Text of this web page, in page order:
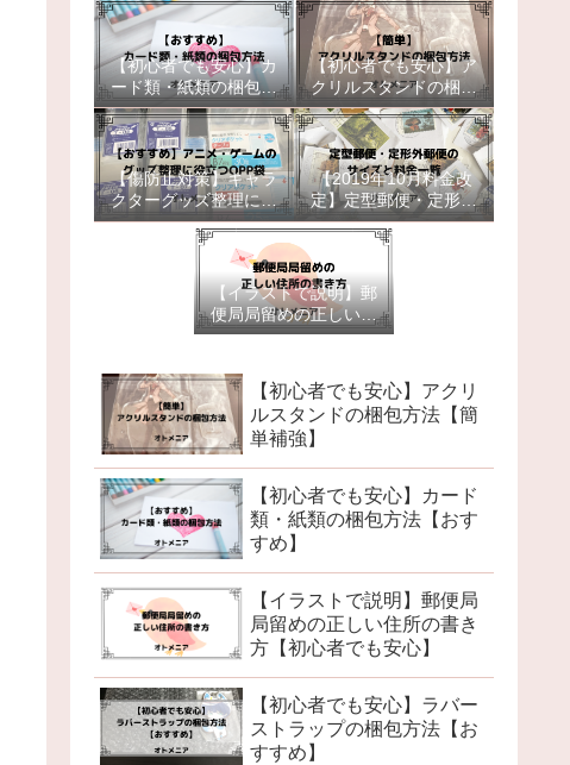
【初心者でも安心】カ
ード類・紙類の梱包方
法【おすすめ】
【初心者でも安心】ア
クリルスタンドの梱包
方法【簡単補強】
【傷防止対策】キャラ
クターグッズ整理に役
立つOPP袋【おすす
め】
【2019年10月料金改
定】定型郵便・定形外
郵便のサイズと料金一
覧
【イラストで説明】郵
便局局留めの正しい住
所の書き方【初心者で
【初心者でも安心】アクリ
ルスタンドの梱包方法【簡
単補強】
【初心者でも安心】カード
類・紙類の梱包方法【おす
すめ】
【イラストで説明】郵便局
局留めの正しい住所の書き
方【初心者でも安心】
【初心者でも安心】ラバー
ストラップの梱包方法【お
すすめ】